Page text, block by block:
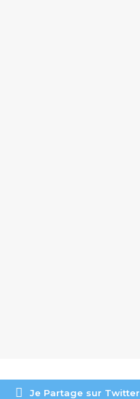
Je Partage sur Twitter